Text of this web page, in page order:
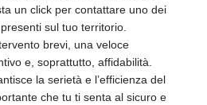
un click per contattare uno dei
sul tuo territorio.
brevi, una veloce
e, soprattutto, affidabilità.
la serietà e l’efficienza del
che tu ti senta al sicuro e